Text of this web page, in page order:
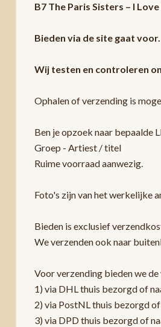
B7 The Paris Sisters – I
Bieden via de site gaat voor.
Wij testen en controleren
Ophalen of verzending is
Ben je opzoek naar bepaalde
Groep - Artiest / titel
Ruime voorraad aanwezig.
Foto's zijn van het werkelijke
Bieden is exclusief
We verzenden ook naar
Voor verzending bieden we
1) via DHL thuis bezorgd of
2) via PostNL thuis bezorgd
3) via DPD thuis bezorgd of